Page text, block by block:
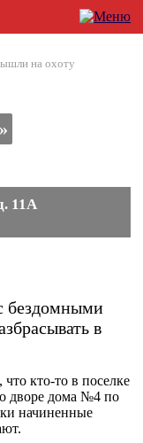
на охоту
11А
бездомными
в
кто-то в поселке
дворе дома №4 по
начиненные